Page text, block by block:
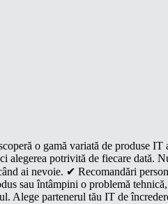
o gamă variată de produse
alegerea potrivită de fiecare dată.
ai nevoie. ✔ Recomandări
sau întâmpini o problemă
Alege partenerul tău IT de